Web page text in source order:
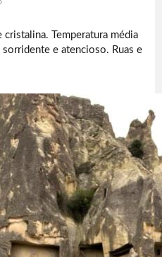
cristalina. Temperatura média
e atencioso. Ruas e